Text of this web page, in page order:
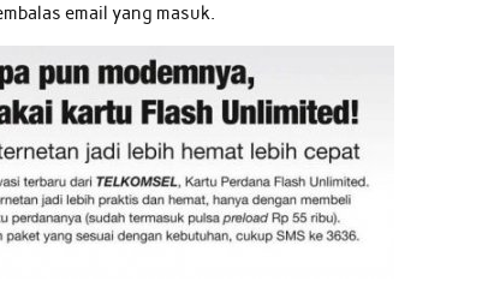
email yang masuk.